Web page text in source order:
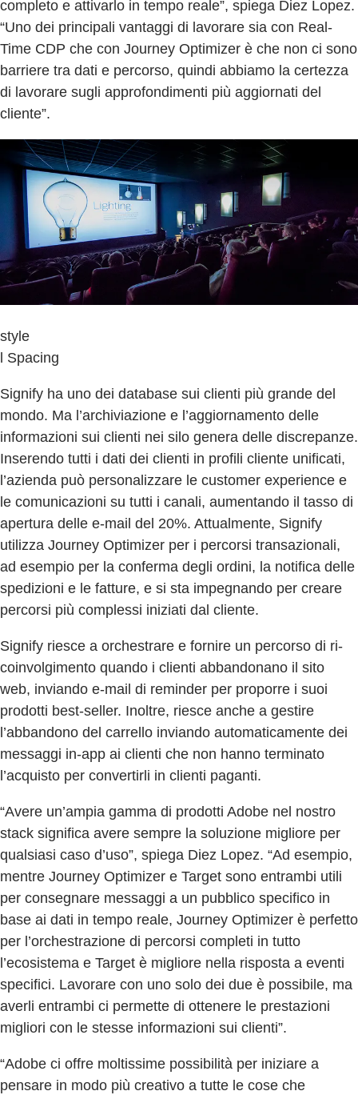
completo e attivarlo in tempo reale”, spiega Diez Lopez.
“Uno dei principali vantaggi di lavorare sia con Real-
Time CDP che con Journey Optimizer è che non ci sono
barriere tra dati e percorso, quindi abbiamo la certezza
di lavorare sugli approfondimenti più aggiornati del
cliente”.
style
l Spacing
Signify ha uno dei database sui clienti più grande del
mondo. Ma l’archiviazione e l’aggiornamento delle
informazioni sui clienti nei silo genera delle discrepanze.
Inserendo tutti i dati dei clienti in profili cliente unificati,
l’azienda può personalizzare le customer experience e
le comunicazioni su tutti i canali, aumentando il tasso di
apertura delle e-mail del 20%. Attualmente, Signify
utilizza Journey Optimizer per i percorsi transazionali,
ad esempio per la conferma degli ordini, la notifica delle
spedizioni e le fatture, e si sta impegnando per creare
percorsi più complessi iniziati dal cliente.
Signify riesce a orchestrare e fornire un percorso di ri-
coinvolgimento quando i clienti abbandonano il sito
web, inviando e-mail di reminder per proporre i suoi
prodotti best-seller. Inoltre, riesce anche a gestire
l’abbandono del carrello inviando automaticamente dei
messaggi in-app ai clienti che non hanno terminato
l’acquisto per convertirli in clienti paganti.
“Avere un’ampia gamma di prodotti Adobe nel nostro
stack significa avere sempre la soluzione migliore per
qualsiasi caso d’uso”, spiega Diez Lopez. “Ad esempio,
mentre Journey Optimizer e Target sono entrambi utili
per consegnare messaggi a un pubblico specifico in
base ai dati in tempo reale, Journey Optimizer è perfetto
per l’orchestrazione di percorsi completi in tutto
l’ecosistema e Target è migliore nella risposta a eventi
specifici. Lavorare con uno solo dei due è possibile, ma
averli entrambi ci permette di ottenere le prestazioni
migliori con le stesse informazioni sui clienti”.
“Adobe ci offre moltissime possibilità per iniziare a
pensare in modo più creativo a tutte le cose che